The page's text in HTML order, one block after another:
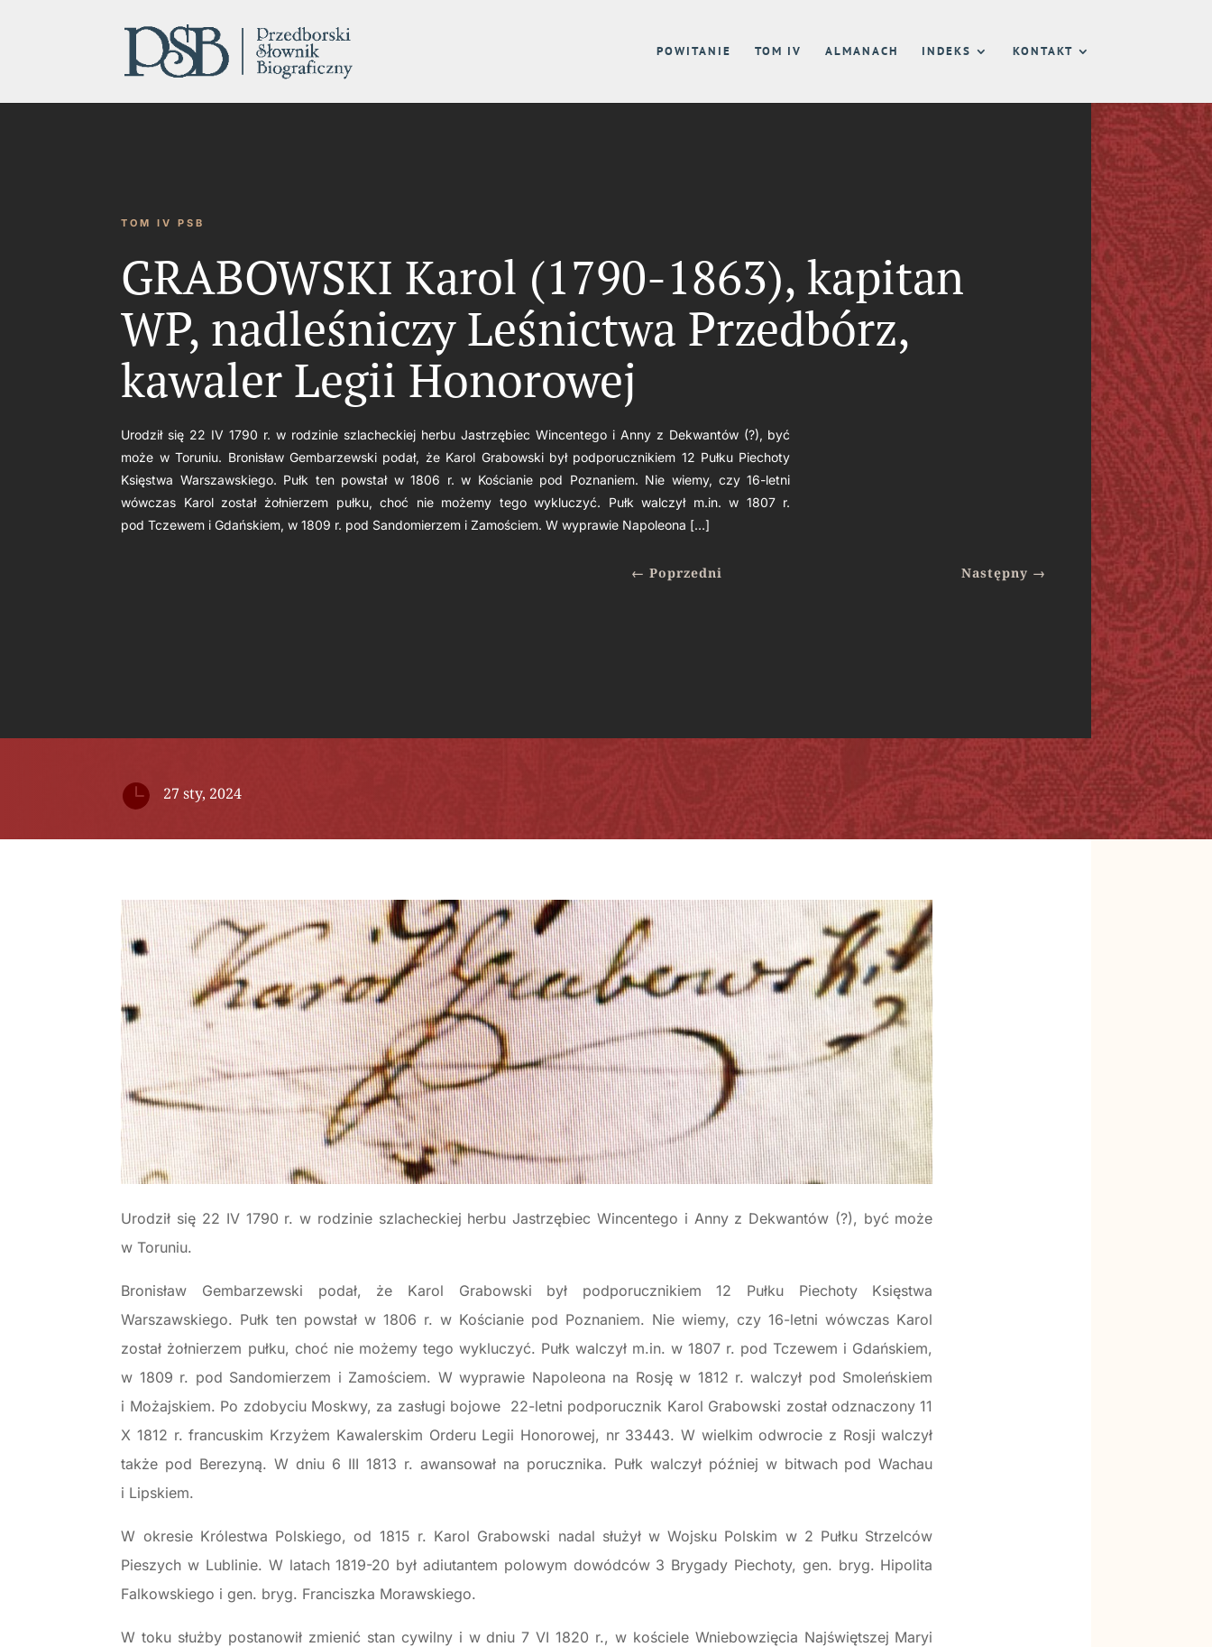
POWITANIE TOM IV ALMANACH INDEKS KONTAKT
TOM IV PSB
GRABOWSKI Karol (1790-1863), kapitan
WP, nadleśniczy Leśnictwa Przedbórz,
kawaler Legii Honorowej
Urodził się 22 IV 1790 r. w rodzinie szlacheckiej herbu Jastrzębiec Wincentego i Anny z Dekwantów (?), być
może w Toruniu. Bronisław Gembarzewski podał, że Karol Grabowski był podporucznikiem 12 Pułku Piechoty
Księstwa Warszawskiego. Pułk ten powstał w 1806 r. w Kościanie pod Poznaniem. Nie wiemy, czy 16-letni
wówczas Karol został żołnierzem pułku, choć nie możemy tego wykluczyć. Pułk walczył m.in. w 1807 r.
pod Tczewem i Gdańskiem, w 1809 r. pod Sandomierzem i Zamościem. W wyprawie Napoleona […]
← Poprzedni Następny →
 27 sty, 2024
Urodził się 22 IV 1790 r. w rodzinie szlacheckiej herbu Jastrzębiec Wincentego i Anny z Dekwantów (?), być może
w Toruniu.
Bronisław Gembarzewski podał, że Karol Grabowski był podporucznikiem 12 Pułku Piechoty Księstwa
Warszawskiego. Pułk ten powstał w 1806 r. w Kościanie pod Poznaniem. Nie wiemy, czy 16-letni wówczas Karol
został żołnierzem pułku, choć nie możemy tego wykluczyć. Pułk walczył m.in. w 1807 r. pod Tczewem i Gdańskiem,
w 1809 r. pod Sandomierzem i Zamościem. W wyprawie Napoleona na Rosję w 1812 r. walczył pod Smoleńskiem
i Możajskiem. Po zdobyciu Moskwy, za zasługi bojowe 22-letni podporucznik Karol Grabowski został odznaczony 11
X 1812 r. francuskim Krzyżem Kawalerskim Orderu Legii Honorowej, nr 33443. W wielkim odwrocie z Rosji walczył
także pod Berezyną. W dniu 6 III 1813 r. awansował na porucznika. Pułk walczył później w bitwach pod Wachau
i Lipskiem.
W okresie Królestwa Polskiego, od 1815 r. Karol Grabowski nadal służył w Wojsku Polskim w 2 Pułku Strzelców
Pieszych w Lublinie. W latach 1819-20 był adiutantem polowym dowódców 3 Brygady Piechoty, gen. bryg. Hipolita
Falkowskiego i gen. bryg. Franciszka Morawskiego.
W toku służby postanowił zmienić stan cywilny i w dniu 7 VI 1820 r., w kościele Wniebowzięcia Najświętszej Maryi